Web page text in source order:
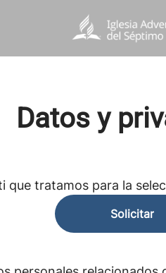
Datos y
tratamos para la
Solicitar